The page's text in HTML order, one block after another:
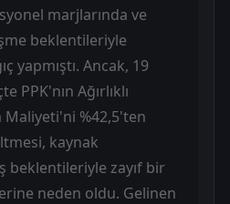
marjlarında ve
beklentileriyle
yapmıştı. Ancak, 19
PPK'nın Ağırlıklı
%42,5'ten
kaynak
beklentileriyle zayıf bir
neden oldu. Gelinen